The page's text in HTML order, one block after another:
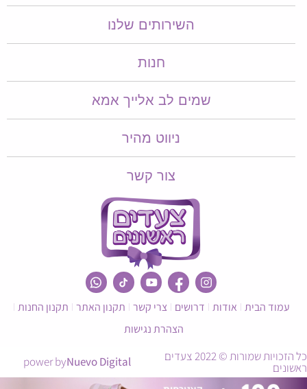
השירותים שלנו
חנות
שמים לב אלייך אמא​​
ניווט מהיר
צור קשר
עמוד הבית אודות דרושים צרי קשר תקנון האתר
תקנון החנות
הצהרת נגישות
כל הזכויות שמורות © 2022 צעדים power byNuevo Digital